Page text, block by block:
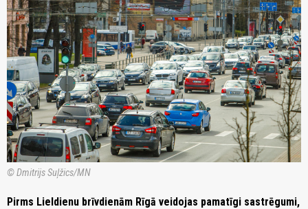
© Dmitrijs Suļžics/MN
Pirms Lieldienu brīvdienām Rīgā veidojas pamatīgi sastrēgumi,